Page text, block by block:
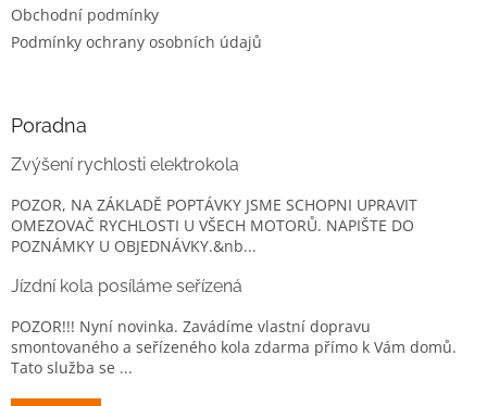
Obchodní podmínky
Podmínky ochrany osobních údajů
Poradna
Zvýšení rychlosti elektrokola
POZOR, NA ZÁKLADĚ POPTÁVKY JSME SCHOPNI UPRAVIT
OMEZOVAČ RYCHLOSTI U VŠECH MOTORŮ. NAPIŠTE DO
POZNÁMKY U OBJEDNÁVKY.&nb...
Jízdní kola posíláme seřízená
POZOR!!! Nyní novinka. Zavádíme vlastní dopravu
smontovaného a seřízeného kola zdarma přímo k Vám domů.
Tato služba se ...